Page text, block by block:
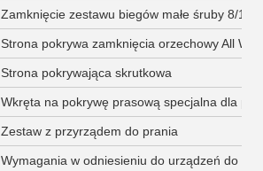
Zamknięcie zestawu biegów małe śruby 8/12
Strona pokrywa zamknięcia orzechowy All
Strona pokrywająca skrutkowa
Wkręta na pokrywę prasową specjalna dla
Zestaw z przyrządem do prania
Wymagania w odniesieniu do urządzeń do